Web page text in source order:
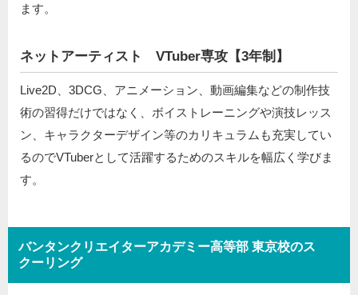
ます。
ネットアーティスト VTuber専攻【3年制】
Live2D、3DCG、アニメーション、動画編集などの制作技
術の習得だけではなく、ボイストレーニングや演技レッス
ン、キャラクターデザイン等のカリキュラムも充実してい
るのでVTuberとして活躍するためのスキルを幅広く学びま
す。
バンタンクリエイターアカデミー高等部 東京校のス
クーリング